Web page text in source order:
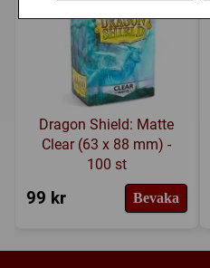
Dragon Shield: Matte
Clear (63 x 88 mm) -
100 st
99 kr Bevaka